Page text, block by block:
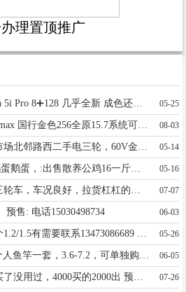
理置顶推广
华为 手机:华为 nova 5i Pro 8➕128 几乎全新 成色还可以，后盖无碎裂 适合备用机 老人孩子用 预售:380元 电话19213299844 05-25
08-03
05-14
出售散养鸡公鸡，鸡蛋鹅蛋，:出售散养公鸡16一斤，可以代加工处理，鸡蛋，鹅蛋， 预售: 电话15097921656 05-16
07-07
售: 电话15030498734 06-03
05-26
06-05
07-26